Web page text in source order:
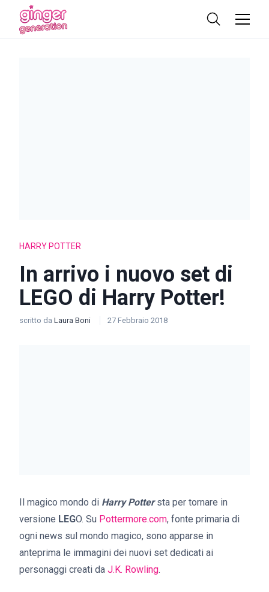
HARRY POTTER
In arrivo i nuovo set di
LEGO di Harry Potter!
scritto da Laura Boni 27 Febbraio 2018
Il magico mondo di Harry Pottersta per tornare in
versione LEGO. Su Pottermore.com, fonte primaria di
ogni news sul mondo magico, sono apparse in
anteprima le immagini dei nuovi set dedicati ai
personaggi creati da J.K. Rowling.